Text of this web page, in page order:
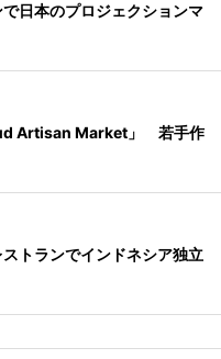
日本のプロジェクションマ
Artisan Market」 若手作
トランでインドネシア独立